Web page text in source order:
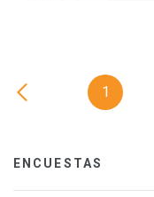
1
ENCUESTAS